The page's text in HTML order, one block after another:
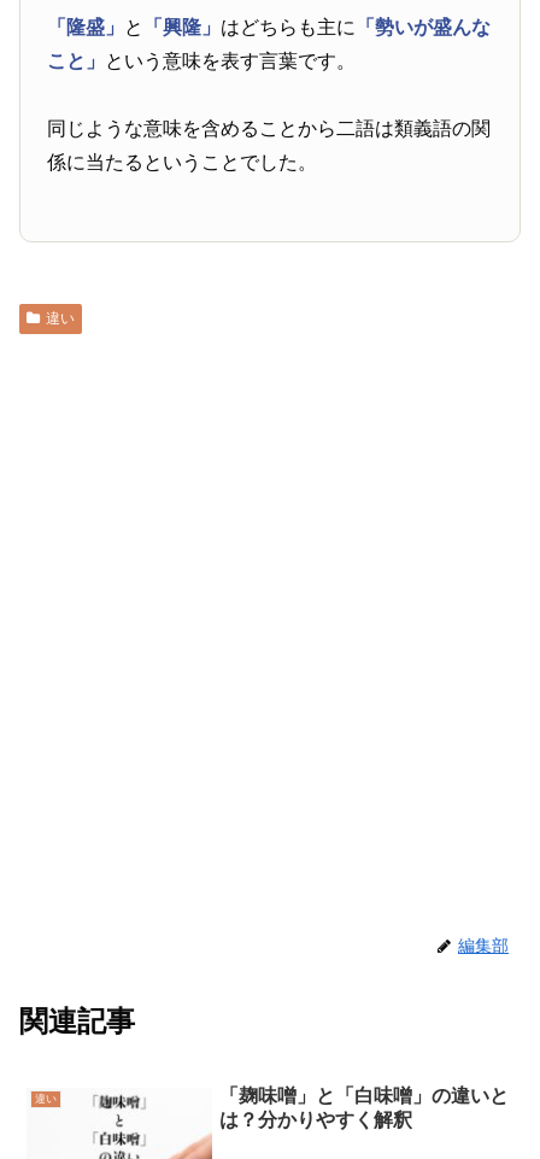
「隆盛」 と 「興隆」 はどちらも主に 「勢いが盛んな
こと」 という意味を表す言葉です。
同じような意味を含めることから二語は類義語の関
係に当たるということでした。
違い
編集部
関連記事
違い
「麹味噌」と「白味噌」の違いと
は？分かりやすく解釈